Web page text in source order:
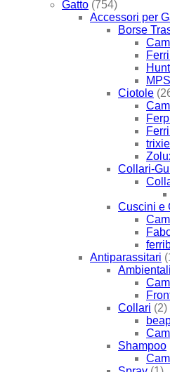
Gatto (754)
Accessori per
Borse
MPS
Ciotole
trixie
Collari-
Cuscini e
Antiparassitari
Ambientali
Collari (2)
Shampoo